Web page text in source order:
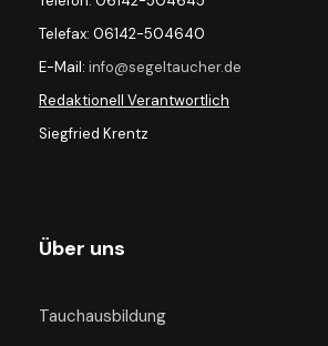
Telefax: 06142-504640
E-Mail: info@segeltaucher.de
Redaktionell Verantwortlich
Siegfried Krentz
Über uns
Tauchausbildung